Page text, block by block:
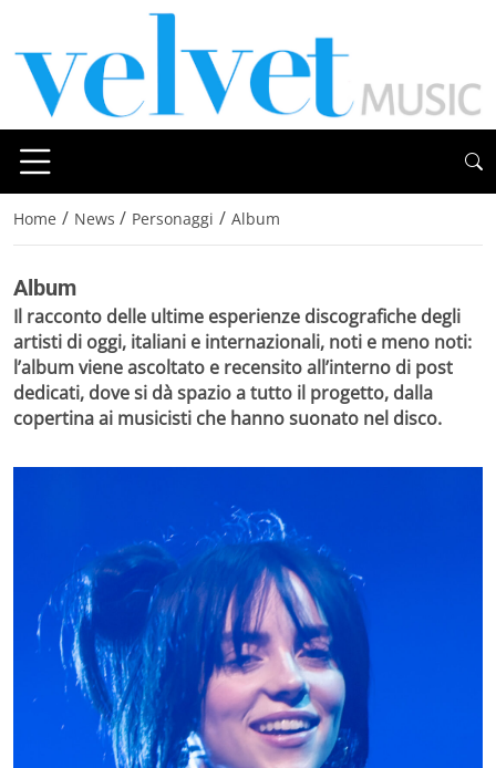
Home / News / Personaggi / Album
Album
Il racconto delle ultime esperienze discografiche degli
artisti di oggi, italiani e internazionali, noti e meno noti:
l’album viene ascoltato e recensito all’interno di post
dedicati, dove si dà spazio a tutto il progetto, dalla
copertina ai musicisti che hanno suonato nel disco.